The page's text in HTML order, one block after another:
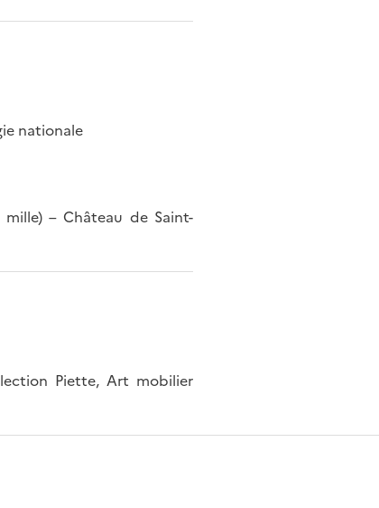
nationale
mille) – Château de Saint-
Piette, Art mobilier